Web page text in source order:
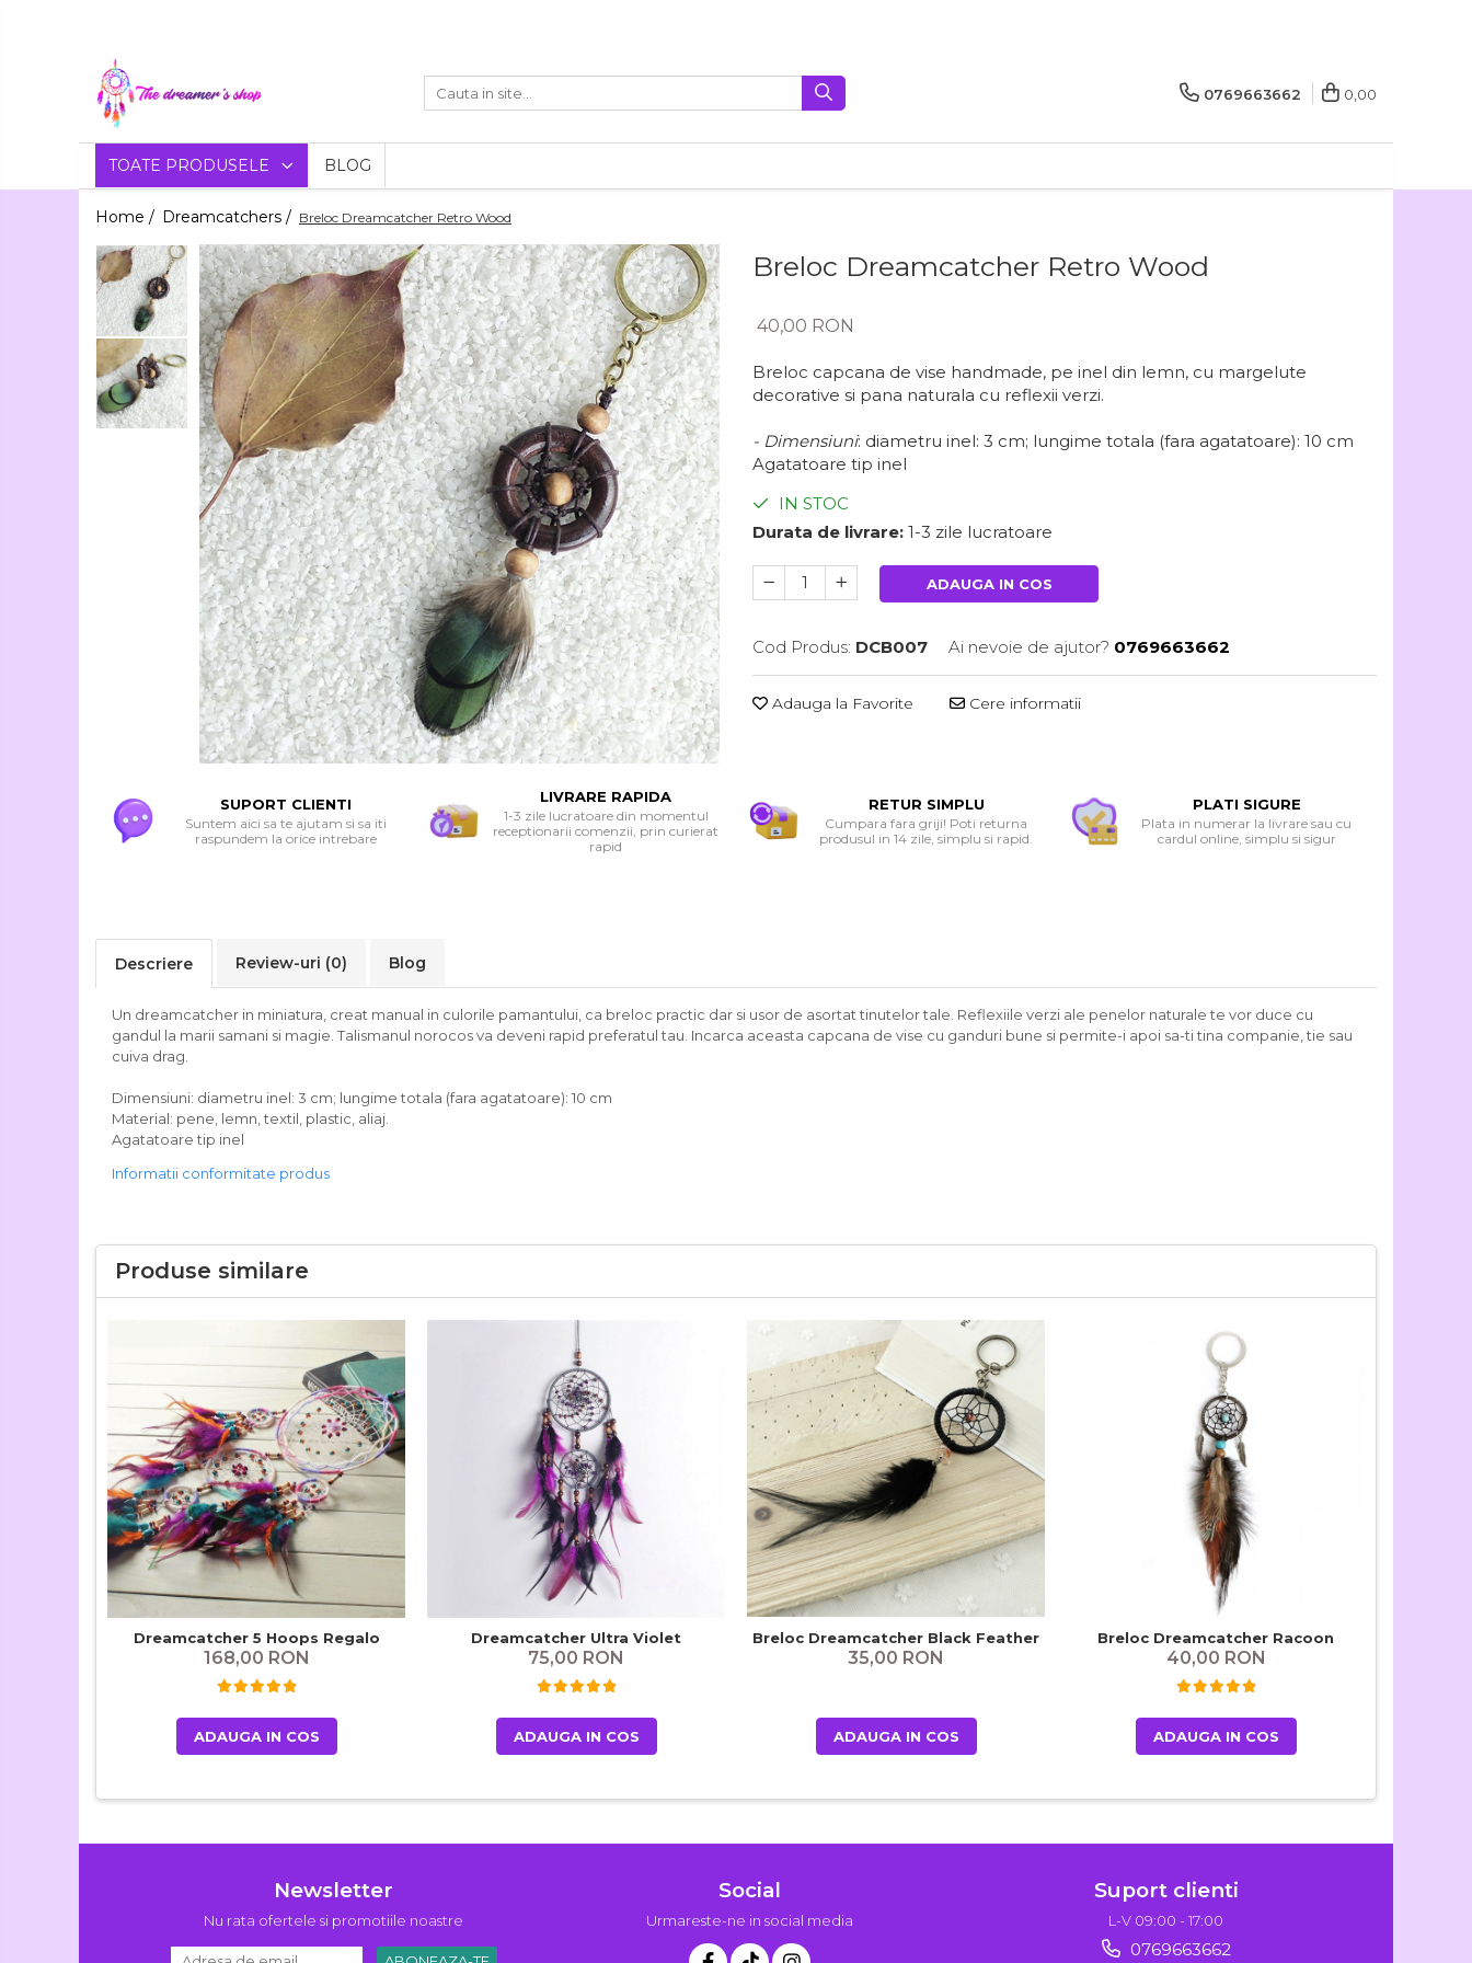
Toate Produsele
Dreamcatchers
Traditionale
Pentru masina
Decoratiuni
Aztece
Bratari
Bratari pentru EA
Bratari pentru EL
Bijuterii
Aromaterapie
Coliere Aromaterapie
Bratari Aromaterapie
Lumanari
Parfumate
Flori
Uscate
Agende si Jurnale
Agende Hardcover
0769663662 0,00
TOATE PRODUSELE BLOG
Home / Dreamcatchers / Breloc Dreamcatcher Retro Wood
Breloc Dreamcatcher Retro Wood
40,00 RON
Breloc capcana de vise handmade, pe inel din lemn, cu margelute
decorative si pana naturala cu reflexii verzi.
- Dimensiuni: diametru inel: 3 cm; lungime totala (fara agatatoare): 10 cm
Agatatoare tip inel
IN STOC
Durata de livrare: 1-3 zile lucratoare
ADAUGA IN COS
Cod Produs: DCB007 Ai nevoie de ajutor? 0769663662
Adauga la Favorite Cere informatii
SUPORT CLIENTI
Suntem aici sa te ajutam si sa iti
raspundem la orice intrebare
LIVRARE RAPIDA
1-3 zile lucratoare din momentul
receptionarii comenzii, prin curierat
rapid
RETUR SIMPLU
Cumpara fara griji! Poti returna
produsul in 14 zile, simplu si rapid.
PLATI SIGURE
Plata in numerar la livrare sau cu
cardul online, simplu si sigur
Descriere Review-uri (0) Blog
Un dreamcatcher in miniatura, creat manual in culorile pamantului, ca breloc practic dar si usor de asortat tinutelor tale. Reflexiile verzi ale penelor naturale te vor duce cu
gandul la marii samani si magie. Talismanul norocos va deveni rapid preferatul tau. Incarca aceasta capcana de vise cu ganduri bune si permite-i apoi sa-ti tina companie, tie sau
cuiva drag.
Dimensiuni: diametru inel: 3 cm; lungime totala (fara agatatoare): 10 cm
Material: pene, lemn, textil, plastic, aliaj.
Agatatoare tip inel
Informatii conformitate produs
Produse similare
Dreamcatcher 5 Hoops Regalo
168,00 RON
ADAUGA IN COS
Dreamcatcher Ultra Violet
75,00 RON
ADAUGA IN COS
Breloc Dreamcatcher Black Feather
35,00 RON
ADAUGA IN COS
Breloc Dreamcatcher Racoon
40,00 RON
ADAUGA IN COS
Newsletter
Nu rata ofertele si promotiile noastre
Social
Urmareste-ne in social media
Suport clienti
L-V 09:00 - 17:00
0769663662